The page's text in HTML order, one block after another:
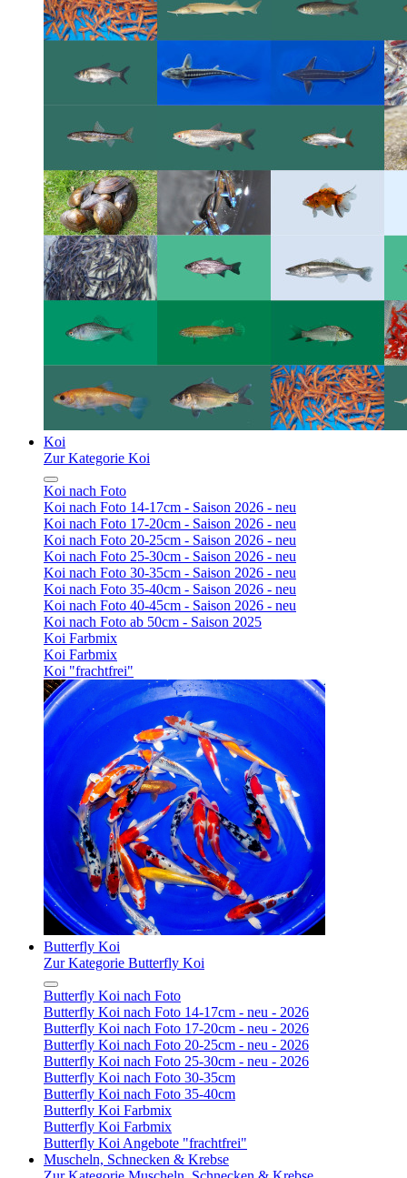
Koi
Zur Kategorie Koi
Koi nach Foto
Koi nach Foto 14-17cm - Saison 2026 - neu
Koi nach Foto 17-20cm - Saison 2026 - neu
Koi nach Foto 20-25cm - Saison 2026 - neu
Koi nach Foto 25-30cm - Saison 2026 - neu
Koi nach Foto 30-35cm - Saison 2026 - neu
Koi nach Foto 35-40cm - Saison 2026 - neu
Koi nach Foto 40-45cm - Saison 2026 - neu
Koi nach Foto ab 50cm - Saison 2025
Koi Farbmix
Koi Farbmix
Koi "frachtfrei"
Butterfly Koi
Zur Kategorie Butterfly Koi
Butterfly Koi nach Foto
Butterfly Koi nach Foto 14-17cm - neu - 2026
Butterfly Koi nach Foto 17-20cm - neu - 2026
Butterfly Koi nach Foto 20-25cm - neu - 2026
Butterfly Koi nach Foto 25-30cm - neu - 2026
Butterfly Koi nach Foto 30-35cm
Butterfly Koi nach Foto 35-40cm
Butterfly Koi Farbmix
Butterfly Koi Farbmix
Butterfly Koi Angebote "frachtfrei"
Muscheln, Schnecken & Krebse